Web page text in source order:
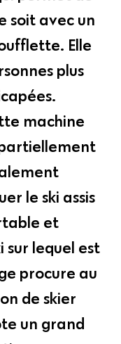
soit avec un
Elle
plus
machine
le ski assis
et
lequel est
procure au
de skier
un grand